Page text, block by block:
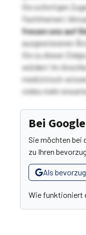
Sie sofortigen
Fachthemen!
freuen uns auf
ausgewiesenen
Sie zu dieser
würden! Im
medizinisch-
vieles mehr
Bei
Sie möchten bei
zu Ihren
Als
Wie funktioniert